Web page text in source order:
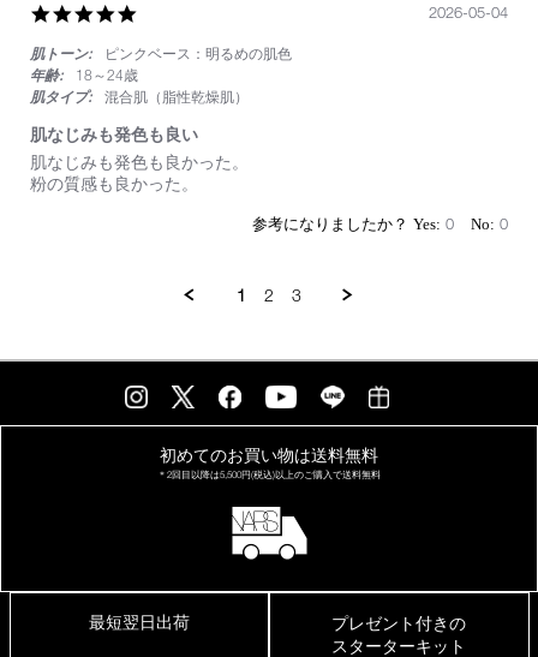
ん
違
い
な
似
合
い
ま
rating
肌トーン:
ピンクベース：明るめの肌色
年齢:
18～24歳
肌タイプ:
混合肌（脂性乾燥肌）
肌なじみも発色も良い
Review
by
review
stating
良
肌なじみも発色も良かった。
粉の質感も良かった。
2026-05-04
0 0
1 2 3
初めてのお買い物は送料無料
＊2回目以降は5,500円(税込)以上の ご購入で送料無料
最短翌日出荷
プレゼント付きの
スターターキット